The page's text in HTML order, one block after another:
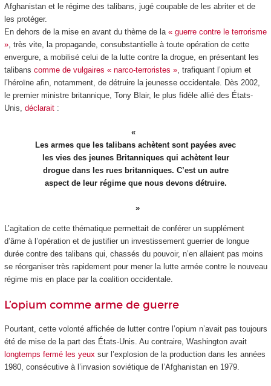
Afghanistan et le régime des talibans, jugé coupable de les abriter et de
les protéger.
En dehors de la mise en avant du thème de la « guerre contre le terrorisme
», très vite, la propagande, consubstantielle à toute opération de cette
envergure, a mobilisé celui de la lutte contre la drogue, en présentant les
talibans comme de vulgaires « narco-terroristes », trafiquant l’opium et
l’héroïne afin, notamment, de détruire la jeunesse occidentale. Dès 2002,
le premier ministre britannique, Tony Blair, le plus fidèle allié des États-
Unis, déclarait:
Les armes que les talibans achètent sont payées avec
les vies des jeunes Britanniques qui achètent leur
drogue dans les rues britanniques. C’est un autre
aspect de leur régime que nous devons détruire.
L’agitation de cette thématique permettait de conférer un supplément
d’âme à l’opération et de justifier un investissement guerrier de longue
durée contre des talibans qui, chassés du pouvoir, n’en allaient pas moins
se réorganiser très rapidement pour mener la lutte armée contre le nouveau
régime mis en place par la coalition occidentale.
L’opium comme arme de guerre
Pourtant, cette volonté affichée de lutter contre l’opium n’avait pas toujours
été de mise de la part des États-Unis. Au contraire, Washington avait
longtemps fermé les yeux sur l’explosion de la production dans les années
1980, consécutive à l’invasion soviétique de l’Afghanistan en 1979.